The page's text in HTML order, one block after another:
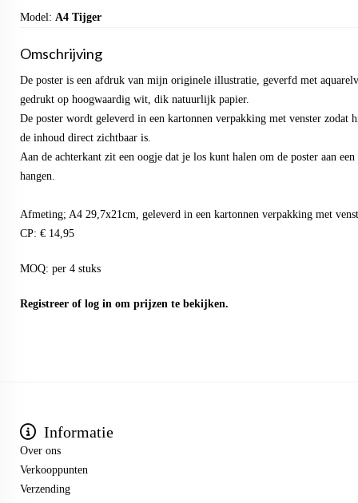
Model: A4 Tijger
Omschrijving
De poster is een afdruk van mijn originele illustratie, geverfd met
gedrukt op hoogwaardig wit, dik natuurlijk papier.
De poster wordt geleverd in een kartonnen verpakking met venster
de inhoud direct zichtbaar is.
Aan de achterkant zit een oogje dat je los kunt halen om de poster aan
hangen.
Afmeting; A4 29,7x21cm, geleverd in een kartonnen verpakking met
CP: € 14,95
MOQ: per 4 stuks
Registreer of log in om prijzen te bekijken.
Informatie
Over ons
Verkooppunten
Verzending